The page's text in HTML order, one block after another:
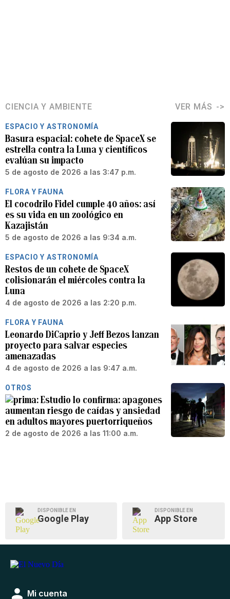
CIENCIA Y AMBIENTE VER MÁS
ESPACIO Y ASTRONOMÍA
Basura espacial: cohete de SpaceX se
estrella contra la Luna y científicos
evalúan su impacto
5 de agosto de 2026 a las 3:47 p.m.
FLORA Y FAUNA
El cocodrilo Fidel cumple 40 años: así
es su vida en un zoológico en
Kazajistán
5 de agosto de 2026 a las 9:34 a.m.
ESPACIO Y ASTRONOMÍA
Restos de un cohete de SpaceX
colisionarán el miércoles contra la
Luna
4 de agosto de 2026 a las 2:20 p.m.
FLORA Y FAUNA
Leonardo DiCaprio y Jeff Bezos lanzan
proyecto para salvar especies
amenazadas
4 de agosto de 2026 a las 9:47 a.m.
OTROS
Estudio lo confirma: apagones
aumentan riesgo de caídas y ansiedad
en adultos mayores puertorriqueños
2 de agosto de 2026 a las 11:00 a.m.
DISPONIBLE EN
Google Play
DISPONIBLE EN
App Store
Mi cuenta